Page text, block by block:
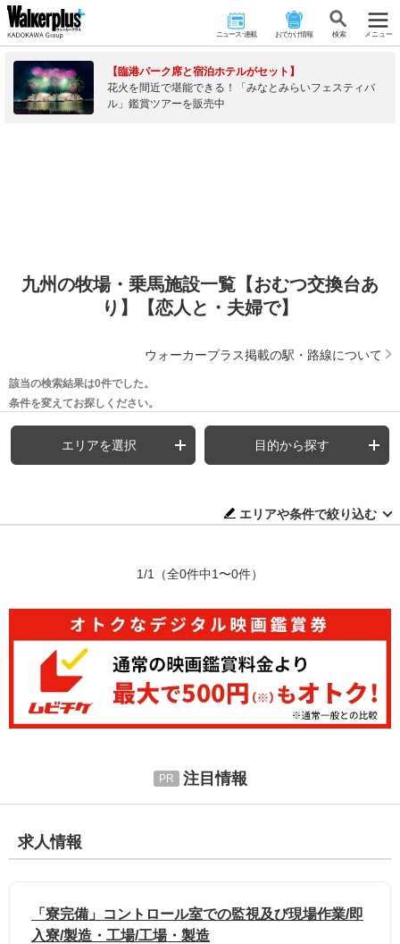
ニュース･連載 おでかけ情報 検 索 メニュー
【臨港パーク席と宿泊ホテルがセット】
花火を間近で堪能できる！「みなとみらいフェスティバ
ル」鑑賞ツアーを販売中
九州の牧場・乗馬施設一覧【おむつ交換台あ
り】【恋人と・夫婦で】
ウォーカープラス掲載の駅・路線について
該当の検索結果は0件でした。
条件を変えてお探しください。
エリアを選択 目的から探す
エリアや条件で絞り込む
1/1 （全0件中1〜0件）
注目情報
求人情報
「寮完備」コントロール室での監視及び現場作業/即
入寮/製造・工場/工場・製造